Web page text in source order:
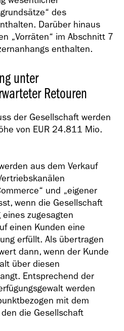
des
Darüber hinaus
„Vorräten“ im Abschnitt 7
enthalten.
unter
Retouren
der Gesellschaft werden
von EUR 24.811 Mio.
aus dem Verkauf
und „eigener
wenn die Gesellschaft
zugesagten
einen Kunden eine
erfüllt. Als übertragen
dann, wenn der Kunde
über diesen
Entsprechend der
werden
mit dem
die Gesellschaft